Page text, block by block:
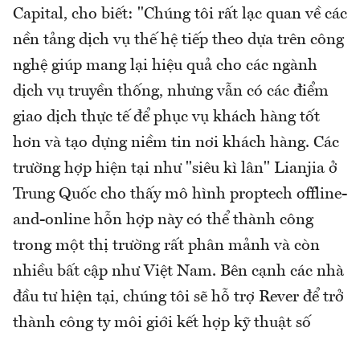
Capital, cho biết: "Chúng tôi rất lạc quan về các
nền tảng dịch vụ thế hệ tiếp theo dựa trên công
nghệ giúp mang lại hiệu quả cho các ngành
dịch vụ truyền thống, nhưng vẫn có các điểm
giao dịch thực tế để phục vụ khách hàng tốt
hơn và tạo dựng niềm tin nơi khách hàng. Các
trường hợp hiện tại như "siêu kì lân" Lianjia ở
Trung Quốc cho thấy mô hình proptech offline-
and-online hỗn hợp này có thể thành công
trong một thị trường rất phân mảnh và còn
nhiều bất cập như Việt Nam. Bên cạnh các nhà
đầu tư hiện tại, chúng tôi sẽ hỗ trợ Rever để trở
thành công ty môi giới kết hợp kỹ thuật số